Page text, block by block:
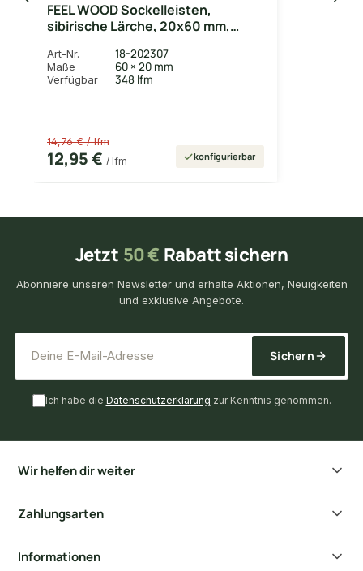
FEEL WOOD Sockelleisten,
sibirische Lärche, 20x60 mm,
Art-Nr. 18-202307
Maße 60 × 20 mm
Verfügbar 348 lfm
14,76 € / lfm
12,95 € / lfm konfigurierbar
Jetzt 50 € Rabatt sichern
Abonniere unseren Newsletter und erhalte Aktionen, Neuigkeiten
und exklusive Angebote.
Sichern
Ich habe die Datenschutzerklärung zur Kenntnis genommen.
Wir helfen dir weiter
Zahlungsarten
Informationen